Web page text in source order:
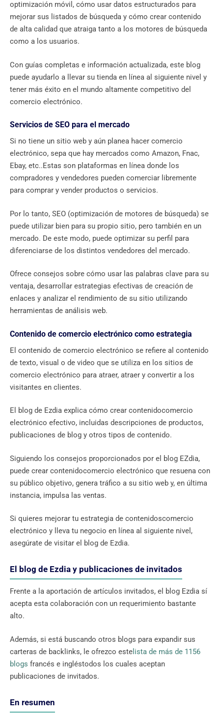
optimización móvil, cómo usar datos estructurados para
mejorar sus listados de búsqueda y cómo crear contenido
de alta calidad que atraiga tanto a los motores de búsqueda
como a los usuarios.
Con guías completas e información actualizada, este blog
puede ayudarlo a llevar su tienda en línea al siguiente nivel y
tener más éxito en el mundo altamente competitivo del
comercio electrónico.
Servicios de SEO para el mercado
Si no tiene un sitio web y aún planea hacer comercio
electrónico, sepa que hay mercados como Amazon, Fnac,
Ebay, etc..Estas son plataformas en línea donde los
compradores y vendedores pueden comerciar libremente
para comprar y vender productos o servicios.
Por lo tanto, SEO (optimización de motores de búsqueda) se
puede utilizar bien para su propio sitio, pero también en un
mercado. De este modo, puede optimizar su perfil para
diferenciarse de los distintos vendedores del mercado.
Ofrece consejos sobre cómo usar las palabras clave para su
ventaja, desarrollar estrategias efectivas de creación de
enlaces y analizar el rendimiento de su sitio utilizando
herramientas de análisis web.
Contenido de comercio electrónico como estrategia
El contenido de comercio electrónico se refiere al contenido
de texto, visual o de video que se utiliza en los sitios de
comercio electrónico para atraer, atraer y convertir a los
visitantes en clientes.
El blog de Ezdia explica cómo crear contenidocomercio
electrónico efectivo, incluidas descripciones de productos,
publicaciones de blog y otros tipos de contenido.
Siguiendo los consejos proporcionados por el blog EZdia,
puede crear contenidocomercio electrónico que resuena con
su público objetivo, genera tráfico a su sitio web y, en última
instancia, impulsa las ventas.
Si quieres mejorar tu estrategia de contenidoscomercio
electrónico y lleva tu negocio en línea al siguiente nivel,
asegúrate de visitar el blog de Ezdia.
El blog de Ezdia y publicaciones de invitados
Frente a la aportación de artículos invitados, el blog Ezdia sí
acepta esta colaboración con un requerimiento bastante
alto.
Además, si está buscando otros blogs para expandir sus
carteras de backlinks, le ofrezco este lista de más de 1156
blogs francés e ingléstodos los cuales aceptan
publicaciones de invitados.
En resumen